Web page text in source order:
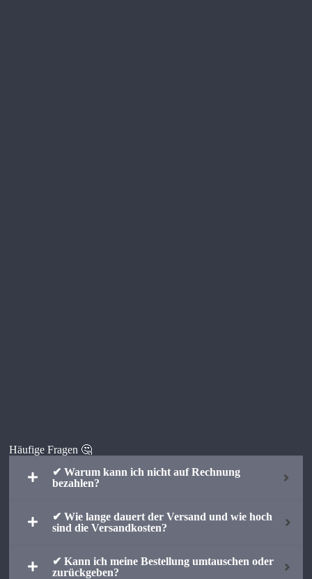
Häufige Fragen 🤔
✔ Warum kann ich nicht auf Rechnung
bezahlen?
✔ Wie lange dauert der Versand und wie hoch
sind die Versandkosten?
✔ Kann ich meine Bestellung umtauschen oder
zurückgeben?